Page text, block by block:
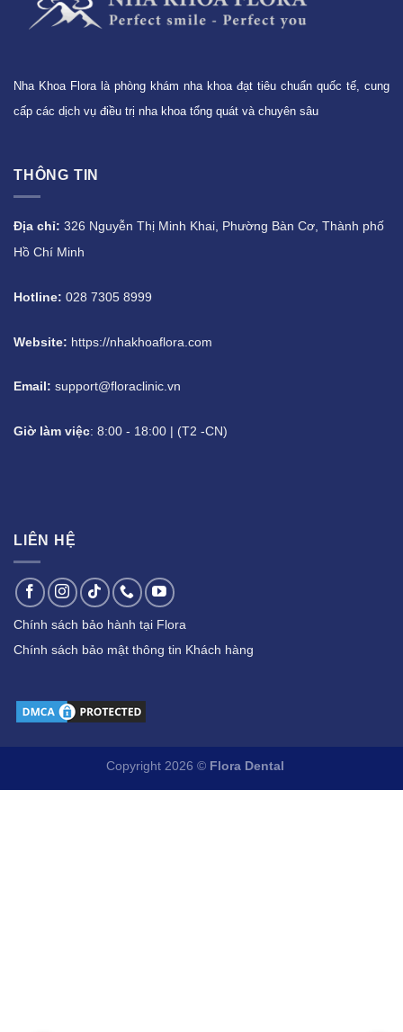
Nha Khoa Flora là phòng khám nha khoa đạt tiêu chuẩn quốc tế, cung
cấp các dịch vụ điều trị nha khoa tổng quát và chuyên sâu
THÔNG TIN
Địa chỉ: 326 Nguyễn Thị Minh Khai, Phường Bàn Cơ, Thành phố
Hồ Chí Minh
Hotline: 028 7305 8999
Website: https://nhakhoaflora.com
Email: support@floraclinic.vn
Giờ làm việc: 8:00 - 18:00 | (T2 -CN)
LIÊN HỆ
Chính sách bảo hành tại Flora
Chính sách bảo mật thông tin Khách hàng
Copyright 2026 © Flora Dental